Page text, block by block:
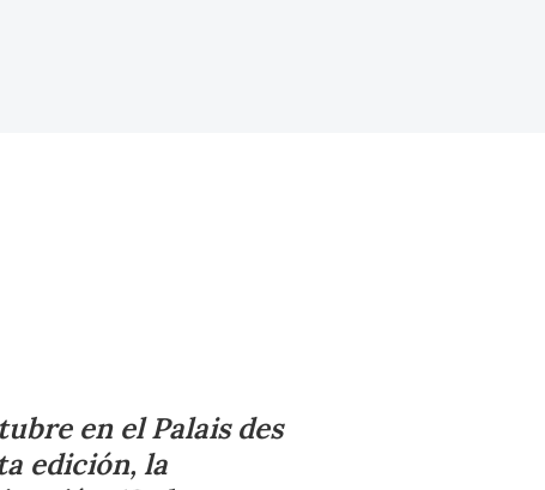
en el Palais des
edición, la